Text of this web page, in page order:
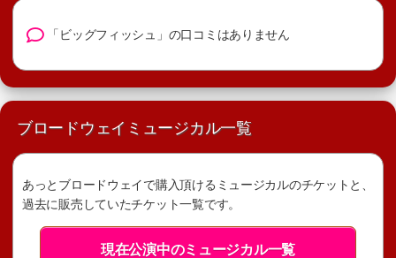
「ビッグフィッシュ」の口コミはありません
ブロードウェイミュージカル一覧
あっとブロードウェイで購入頂けるミュージカルのチケットと、
過去に販売していたチケット一覧です。
現在公演中のミュージカル一覧